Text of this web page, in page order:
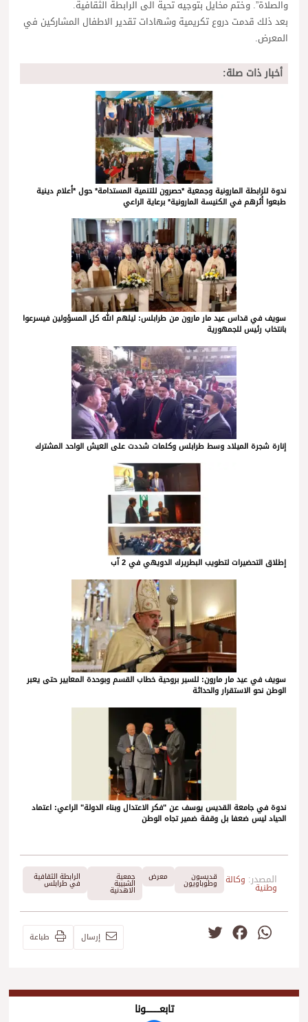
والصلاة”. وختم مخايل بتوجيه تحية الى الرابطة الثقافية.
بعد ذلك قدمت دروع تكريمية وشهادات تقدير الاطفال المشاركين في
المعرض.
أخبار ذات صلة:
ندوة للرابطة المارونية وجمعية *حصرون للتنمية المستدامة* حول *أعلام دينية
طبعوا أثرهم في الكنيسة المارونية* برعاية الراعي
سويف في قداس عيد مار مارون من طرابلس: ليلهم الله كل المسؤولين فيسرعوا
بانتخاب رئيس للجمهورية
إنارة شجرة الميلاد وسط طرابلس وكلمات شددت على العيش الواحد المشترك
إطلاق التحضيرات لتطويب البطريرك الدويهي في 2 آب
سويف في عيد مار مارون: للسير بروحية خطاب القسم وبوحدة المعايير حتى يعبر
الوطن نحو الاستقرار والحداثة
ندوة في جامعة القديس يوسف عن "فكر الاعتدال وبناء الدولة" الراعي: اعتماد
الحياد ليس ضعفا بل وقفة ضمير تجاه الوطن
المصدر: وكالة
وطنية
قديسون
وطوباويون
معرض جمعية
الشبيبة
الاهدنية
الرابطة الثقافية
في طرابلس
WhatsApp
Facebook إرسال طباعة
تابعــــــــــونا